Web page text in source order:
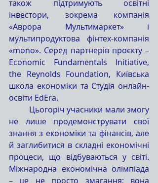
також підтримують освітні
інвестори, зокрема компанія
«Аврора Мультимаркет» і
мультипродуктова фінтех-компанія
«mono». Серед партнерів проєкту –
Economic Fundamentals Initiative,
the Reynolds Foundation, Київська
школа економіки та Студія онлайн-
освіти EdEra.
не лише продемонструвати свої
знання з економіки та фінансів, але
й заглибитися в складні економічні
процеси, що відбуваються у світі.
Міжнародна економічна олімпіада
– це не просто змагання; вона